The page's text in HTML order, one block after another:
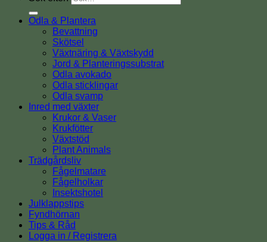
Odla & Plantera
Bevattning
Skötsel
Växtnäring & Växtskydd
Jord & Planteringssubstrat
Odla avokado
Odla sticklingar
Odla svamp
Inred med växter
Krukor & Vaser
Krukfötter
Växtstöd
Plant Animals
Trädgårdsliv
Fågelmatare
Fågelholkar
Insektshotel
Julklappstips
Fyndhörnan
Tips & Råd
Logga in / Registrera